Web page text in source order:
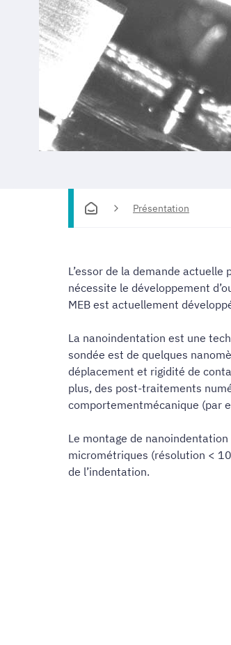
Présentation
L’essor de la demande
nécessite le développement
MEB est actuellement
La nanoindentation est une
sondée est de quelques
déplacement et rigidité de
plus, des post-traitements
comportementmécanique (par
Le montage de
micrométriques (résolution <
de l’indentation.